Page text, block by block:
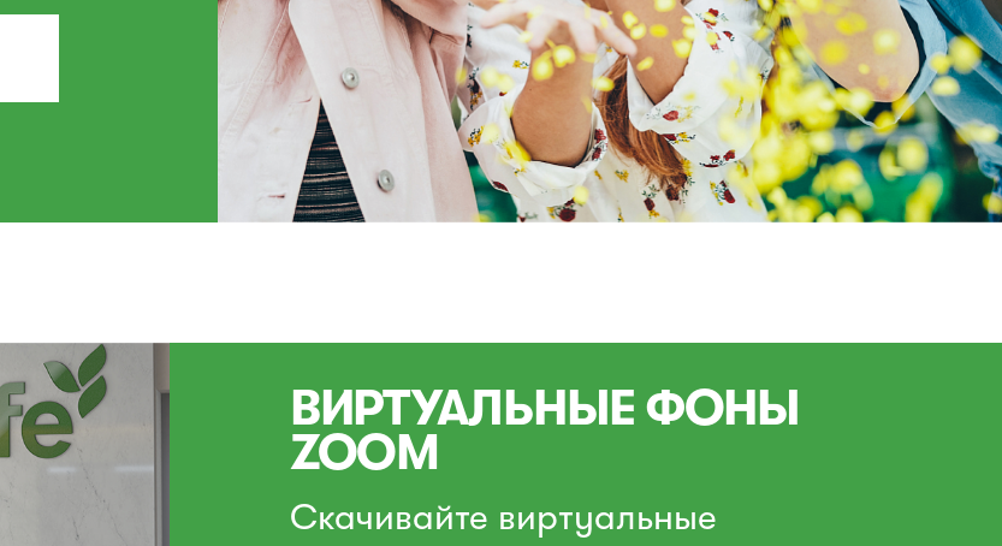
ВИРТУАЛЬНЫЕ ФОНЫ
ZOOM
Скачивайте виртуальные